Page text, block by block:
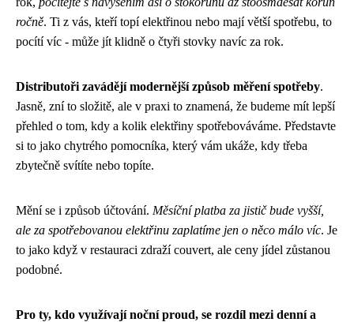
ročně. Ti z vás, kteří topí elektřinou nebo mají větší spotřebu, to
pocítí víc - může jít klidně o čtyři stovky navíc za rok.
Distributoři zavádějí modernější způsob měření spotřeby.
Jasně, zní to složitě, ale v praxi to znamená, že budeme mít lepší
přehled o tom, kdy a kolik elektřiny spotřebováváme. Představte
si to jako chytrého pomocníka, který vám ukáže, kdy třeba
zbytečně svítíte nebo topíte.
Mění se i způsob účtování. Měsíční platba za jistič bude vyšší,
ale za spotřebovanou elektřinu zaplatíme jen o něco málo víc. Je
to jako když v restauraci zdraží couvert, ale ceny jídel zůstanou
podobné.
Pro ty, kdo využívají noční proud, se rozdíl mezi denní a